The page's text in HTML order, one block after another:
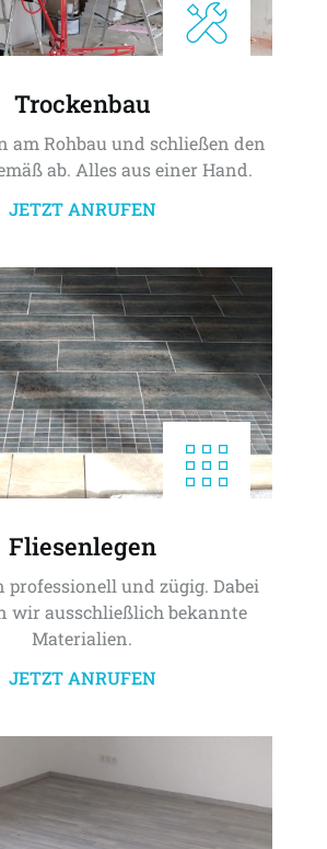
Trockenbau
am Rohbau und schließen den
ab. Alles aus einer Hand.
JETZT ANRUFEN
Fliesenlegen
professionell und zügig. Dabei
wir ausschließlich bekannte
Materialien.
JETZT ANRUFEN